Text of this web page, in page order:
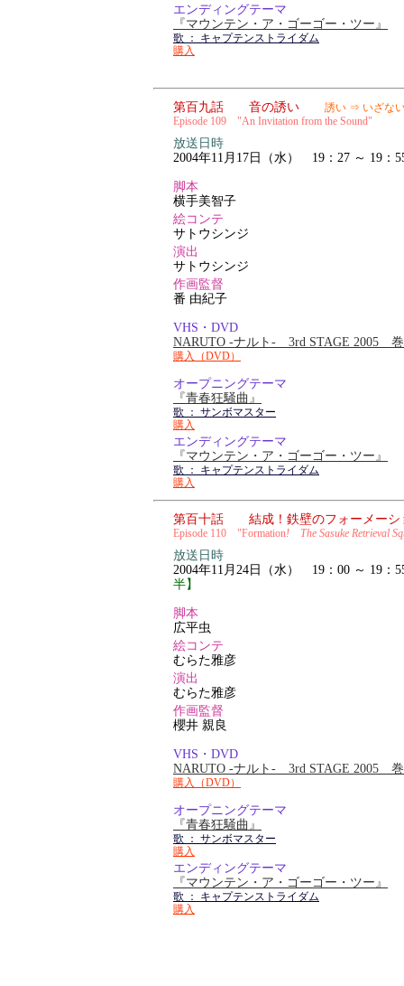
エンディングテーマ
『マウンテン・ア・ゴーゴー・ツー』
歌 ： キャプテンストライダム
購入
第百九話 音の誘い
誘い ⇒ いざな
Episode 109 "An Invitation from the Sound"
放送日時
2004年11月17日（水） 19：27 ～ 19：
脚本
横手美智子
絵コンテ
サトウシンジ
演出
サトウシンジ
作画監督
番 由紀子
VHS・DVD
NARUTO -ナルト- 3rd STAGE 2005
購入（DVD）
オープニングテーマ
『青春狂騒曲』
歌 ： サンボマスター
購入
エンディングテーマ
『マウンテン・ア・ゴーゴー・ツー』
歌 ： キャプテンストライダム
購入
第百十話 結成！鉄壁のフォーメーシ
Episode 110 "Formation! The Sasuke Retrieval
放送日時
2004年11月24日（水） 19：00 ～ 19：
半】
脚本
広平虫
絵コンテ
むらた雅彦
演出
むらた雅彦
作画監督
櫻井 親良
VHS・DVD
NARUTO -ナルト- 3rd STAGE 2005
購入（DVD）
オープニングテーマ
『青春狂騒曲』
歌 ： サンボマスター
購入
エンディングテーマ
『マウンテン・ア・ゴーゴー・ツー』
歌 ： キャプテンストライダム
購入